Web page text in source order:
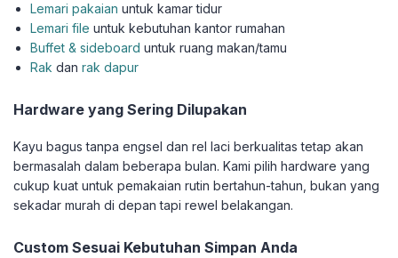
Lemari pakaian untuk kamar tidur
Lemari file untuk kebutuhan kantor rumahan
Buffet & sideboard untuk ruang makan/tamu
Rak danrak dapur
Hardware yang Sering Dilupakan
Kayu bagus tanpa engsel dan rel laci berkualitas tetap akan
bermasalah dalam beberapa bulan. Kami pilih hardware yang
cukup kuat untuk pemakaian rutin bertahun-tahun, bukan yang
sekadar murah di depan tapi rewel belakangan.
Custom Sesuai Kebutuhan Simpan Anda